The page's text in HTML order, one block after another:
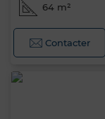
64 m²
Contacter